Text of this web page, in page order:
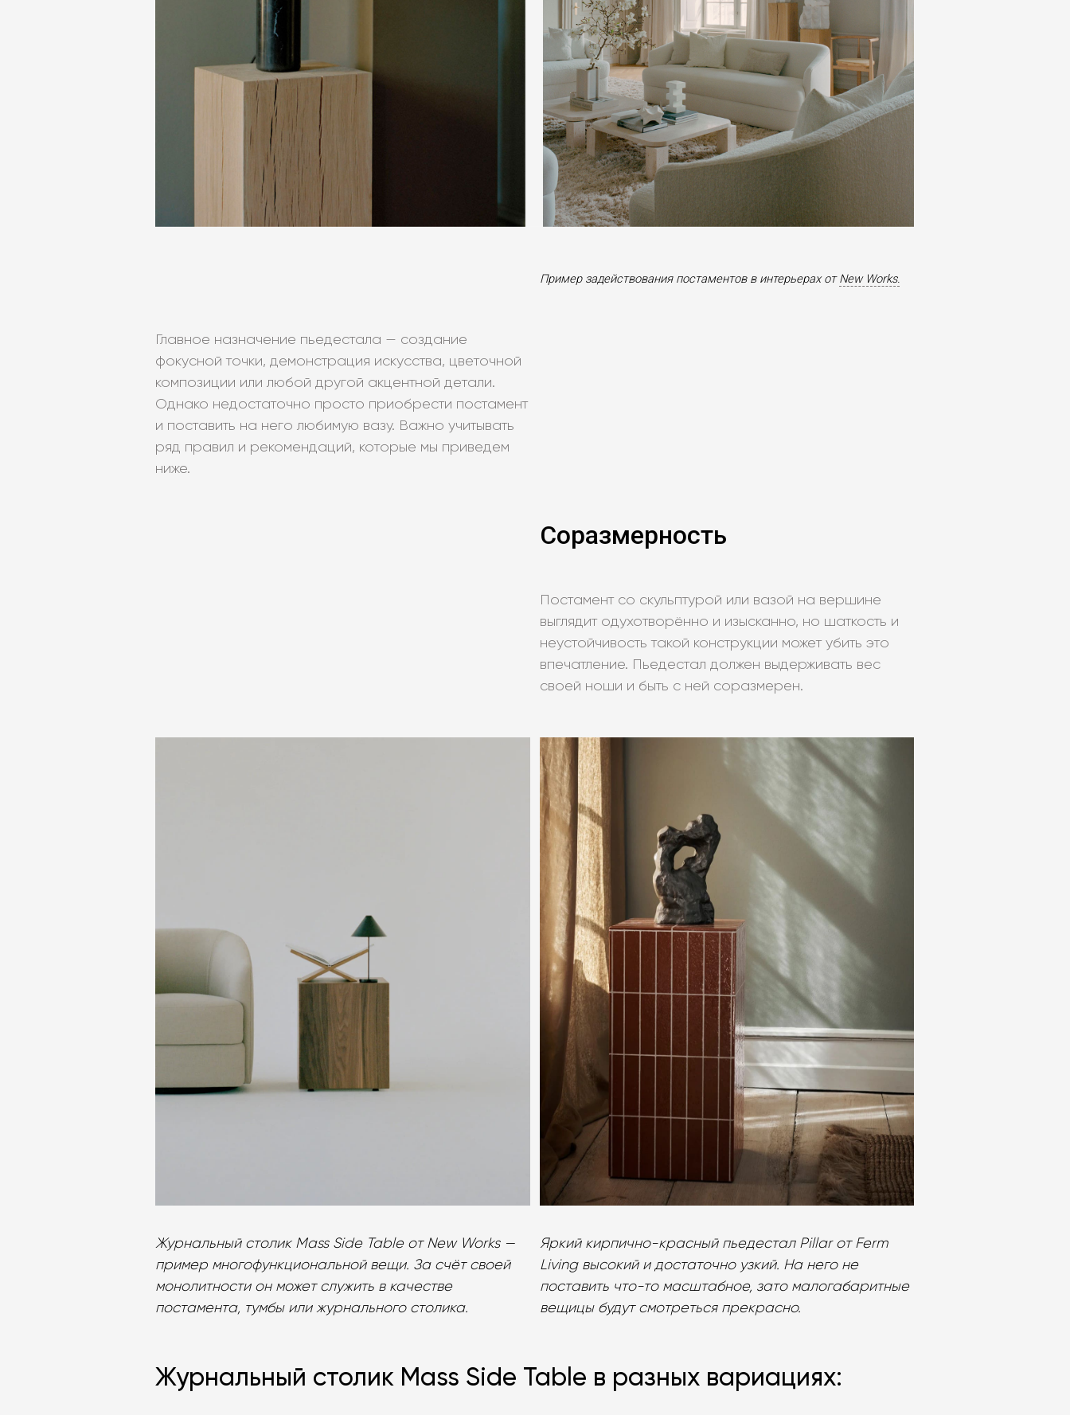
Пример задействования постаментов в интерьерах отNew Works.
Главное назначение пьедестала — создание
фокусной точки, демонстрация искусства, цветочной
композиции или любой другой акцентной детали.
Однако недостаточно просто приобрести постамент
и поставить на него любимую вазу. Важно учитывать
ряд правил и рекомендаций, которые мы приведем
ниже.
Соразмерность
Постамент со скульптурой или вазой на вершине
выглядит одухотворённо и изысканно, но шаткость и
неустойчивость такой конструкции может убить это
впечатление. Пьедестал должен выдерживать вес
своей ноши и быть с ней соразмерен.
Журнальный столик Mass Side Table от New Works —
пример многофункциональной вещи. За счёт своей
монолитности он может служить в качестве
постамента, тумбы или журнального столика.
Яркий кирпично-красный пьедестал Pillar от Ferm
Living высокий и достаточно узкий. На него не
поставить что-то масштабное, зато малогабаритные
вещицы будут смотреться прекрасно.
Журнальный столик Mass Side Table в разных вариациях: